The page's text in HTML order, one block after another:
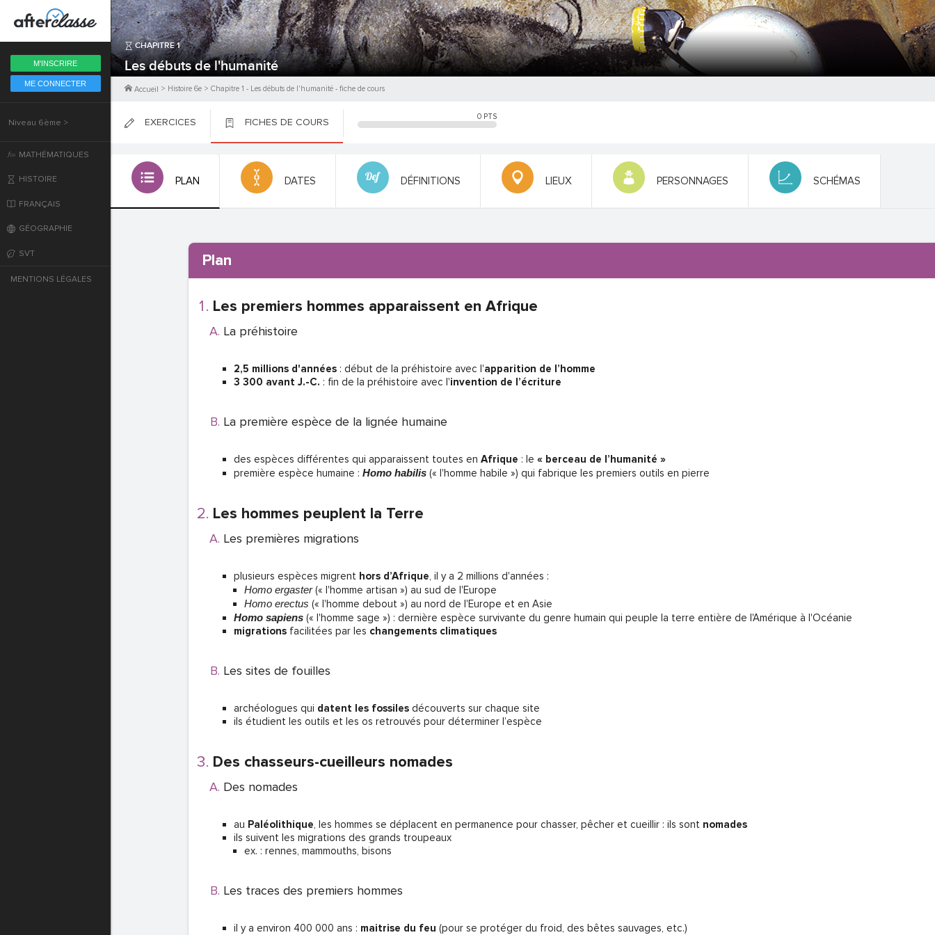
CHAPITRE1
Les débuts de l'humanité
Accueil > Histoire 6e > Chapitre 1 - Les débuts de l'humanité - fiche de cours
EXERCICES FICHES DE COURS 0 PTS
PLAN DATES DÉFINITIONS LIEUX PERSONNAGES SCHÉMAS
Plan
Les premiers hommes apparaissent en Afrique
La préhistoire
2,5 millions d'années: début de la préhistoire avec l'apparition de l’homme
3 300 avant J.-C. : fin de la préhistoire avec l'invention de l’écriture
La première espèce de la lignée humaine
des espèces différentes qui apparaissent toutes en Afrique : le « berceau de l’humanité »
première espèce humaine : Homo habilis (« l'homme habile ») qui fabrique les premiers outils en pierre
Les hommes peuplent la Terre
Les premières migrations
plusieurs espèces migrent hors d’Afrique, il y a 2 millions d'années :
Homo ergaster(« l'homme artisan ») au sud de l'Europe
Homo erectus (« l'homme debout ») au nord de l'Europe et en Asie
Homo sapiens(« l'homme sage ») : dernière espèce survivante du genre humain qui peuple la terre entière de l'Amérique à l'Océanie
migrationsfacilitées par les changements climatiques
Les sites de fouilles
archéologues qui datent les fossilesdécouverts sur chaque site
ils étudient les outils et les os retrouvés pour déterminer l’espèce
Des chasseurs-cueilleurs nomades
Des nomades
au Paléolithique, les hommes se déplacent en permanence pour chasser, pêcher et cueillir : ils sont nomades
ils suivent les migrations des grands troupeaux
ex. : rennes, mammouths, bisons
Les traces des premiers hommes
il y a environ 400 000 ans : maitrise du feu (pour se protéger du froid, des bêtes sauvages, etc.)
M'INSCRIRE
ME CONNECTER
Niveau 6ème >
MATHÉMATIQUES
HISTOIRE
FRANÇAIS
GÉOGRAPHIE
SVT
MENTIONS LÉGALES
Fermer
6ème
5ème
3ème
Première